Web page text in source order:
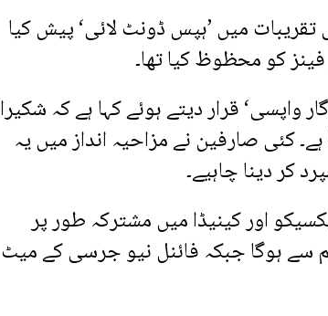
کی افتتاحی تقریبات میں ’ہپس ڈونٹ لائی‘ پیش کیا
واپسی‘ قرار دیتے ہوئے کہا ہے کہ شکیرا
کئی صارفین نے مزاحیہ انداز میں یہ
کر دینا چاہیے۔
تک امریکا، میکسیکو اور کینیڈا میں مشترکہ طور پر
سے ہوگا جبکہ فائنل نیو جرسی کے میٹ